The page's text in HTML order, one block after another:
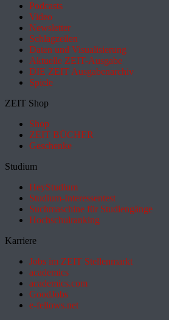
Podcasts
Video
Newsletter
Schlagzeilen
Daten und Visualisierung
Aktuelle ZEIT-Ausgabe
DIE ZEIT Ausgabenarchiv
Spiele
ZEIT Shop
Shop
ZEIT BÜCHER
Geschenke
Studium
HeyStudium
Studium-Interessentest
Suchmaschine für Studiengänge
Hochschulranking
Karriere
Jobs im ZEIT Stellenmarkt
academics
academics.com
GoodJobs
e-fellows.net